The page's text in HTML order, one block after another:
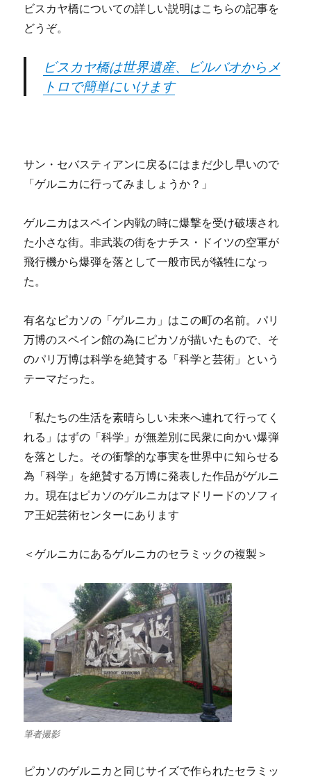
ビスカヤ橋についての詳しい説明はこちらの記事を
どうぞ。
ビスカヤ橋は世界遺産、ビルバオからメ
トロで簡単にいけます
サン・セバスティアンに戻るにはまだ少し早いので
「ゲルニカに行ってみましょうか？」
ゲルニカはスペイン内戦の時に爆撃を受け破壊され
た小さな街。非武装の街をナチス・ドイツの空軍が
飛行機から爆弾を落として一般市民が犠牲になっ
た。
有名なピカソの「ゲルニカ」はこの町の名前。パリ
万博のスペイン館の為にピカソが描いたもので、そ
のパリ万博は科学を絶賛する「科学と芸術」という
テーマだった。
「私たちの生活を素晴らしい未来へ連れて行ってく
れる」はずの「科学」が無差別に民衆に向かい爆弾
を落とした。その衝撃的な事実を世界中に知らせる
為「科学」を絶賛する万博に発表した作品がゲルニ
カ。現在はピカソのゲルニカはマドリードのソフィ
ア王妃芸術センターにあります
＜ゲルニカにあるゲルニカのセラミックの複製＞
筆者撮影
ピカソのゲルニカと同じサイズで作られたセラミッ